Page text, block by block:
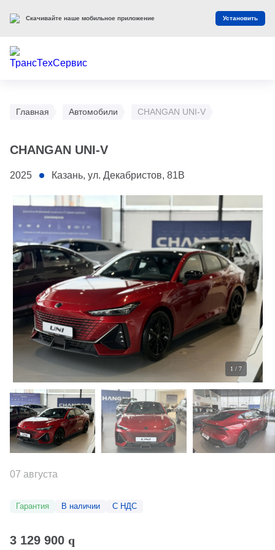
Главная Автомобили CHANGAN UNI-V
CHANGAN UNI-V
2025 Казань, ул. Декабристов, 81В
1 / 7
07 августа
Гарантия В наличии С НДС
3 129 900 q
Скачивайте наше мобильное приложение Установить